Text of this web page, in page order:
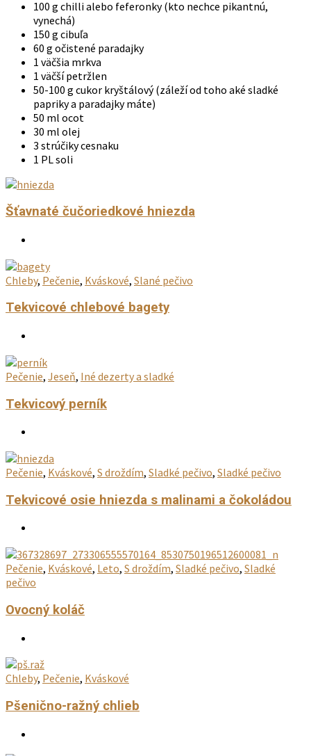
100 g chilli alebo feferonky (kto nechce pikantnú,
vynechá)
150 g cibuľa
60 g očistené paradajky
1 väčšia mrkva
1 väčší petržlen
50-100 g cukor kryštálový (záleží od toho aké sladké
papriky a paradajky máte)
50 ml ocot
30 ml olej
3 strúčiky cesnaku
1 PL soli
Šťavnaté čučoriedkové hniezda
Chleby, Pečenie, Kváskové, Slané pečivo
Tekvicové chlebové bagety
Pečenie, Jeseň, Iné dezerty a sladké
Tekvicový perník
Pečenie, Kváskové, S droždím, Sladké pečivo, Sladké pečivo
Tekvicové osie hniezda s malinami a čokoládou
Pečenie, Kváskové, Leto, S droždím, Sladké pečivo, Sladké
pečivo
Ovocný koláč
Chleby, Pečenie, Kváskové
Pšenično-ražný chlieb